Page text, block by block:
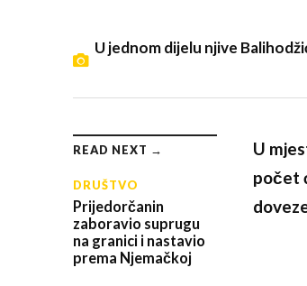
U jednom dijelu njive
READ NEXT →
DRUŠTVO
Prijedorčanin
zaboravio suprugu
na granici i nastavio
prema Njemačkoj
U
počet